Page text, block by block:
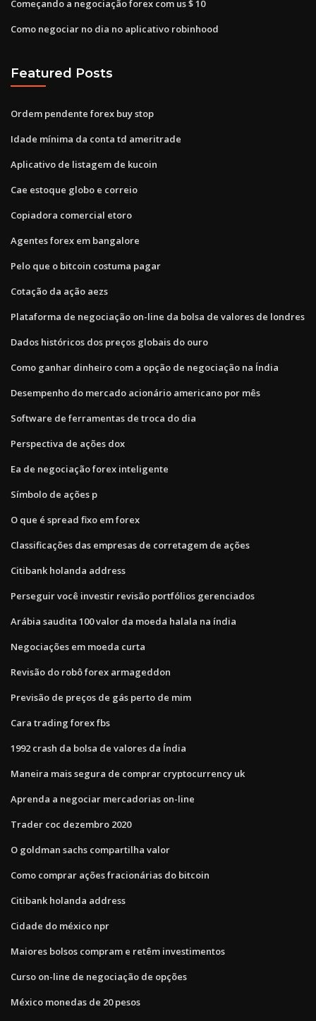
Começando a negociação forex com us $ 10
Como negociar no dia no aplicativo robinhood
Featured Posts
Ordem pendente forex buy stop
Idade mínima da conta td ameritrade
Aplicativo de listagem de kucoin
Cae estoque globo e correio
Copiadora comercial etoro
Agentes forex em bangalore
Pelo que o bitcoin costuma pagar
Cotação da ação aezs
Plataforma de negociação on-line da bolsa de valores de londres
Dados históricos dos preços globais do ouro
Como ganhar dinheiro com a opção de negociação na Índia
Desempenho do mercado acionário americano por mês
Software de ferramentas de troca do dia
Perspectiva de ações dox
Ea de negociação forex inteligente
Símbolo de ações p
O que é spread fixo em forex
Classificações das empresas de corretagem de ações
Citibank holanda address
Perseguir você investir revisão portfólios gerenciados
Arábia saudita 100 valor da moeda halala na índia
Negociações em moeda curta
Revisão do robô forex armageddon
Previsão de preços de gás perto de mim
Cara trading forex fbs
1992 crash da bolsa de valores da Índia
Maneira mais segura de comprar cryptocurrency uk
Aprenda a negociar mercadorias on-line
Trader coc dezembro 2020
O goldman sachs compartilha valor
Como comprar ações fracionárias do bitcoin
Citibank holanda address
Cidade do méxico npr
Maiores bolsos compram e retêm investimentos
Curso on-line de negociação de opções
México monedas de 20 pesos